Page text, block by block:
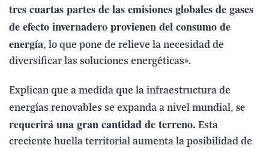
tres cuartas partes de las emisiones globales de gases
de efecto invernadero provienen del consumo de
energía, lo que pone de relieve la necesidad de
diversificar las soluciones energéticas».
Explican que a medida que la infraestructura de
energías renovables se expanda a nivel mundial, se
requerirá una gran cantidad de terreno. Esta
creciente huella territorial aumenta la posibilidad de